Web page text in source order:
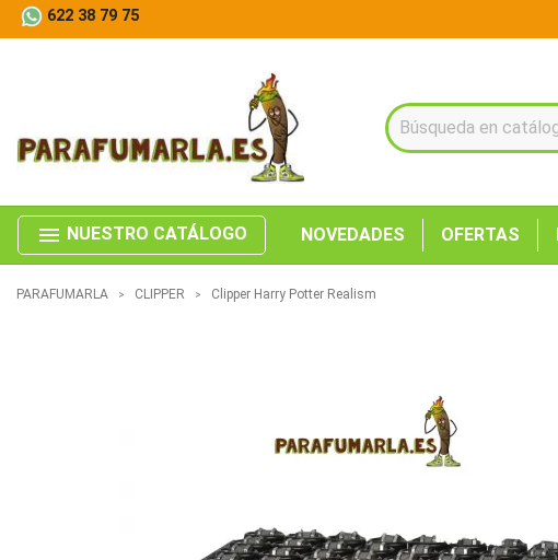
622 38 79 75
menu NUESTRO CATÁLOGO NOVEDADES OFERTAS
PARAFUMARLA CLIPPER Clipper Harry Potter Realism